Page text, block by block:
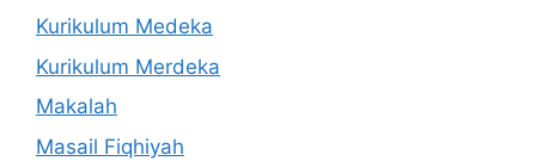
Kurikulum Medeka
Kurikulum Merdeka
Makalah
Masail Fiqhiyah